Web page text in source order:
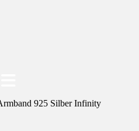
925 Silber Infinity